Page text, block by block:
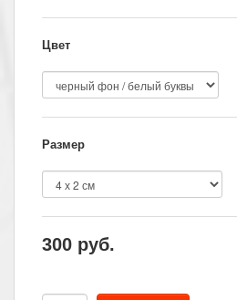
Цвет
Размер
300 руб.